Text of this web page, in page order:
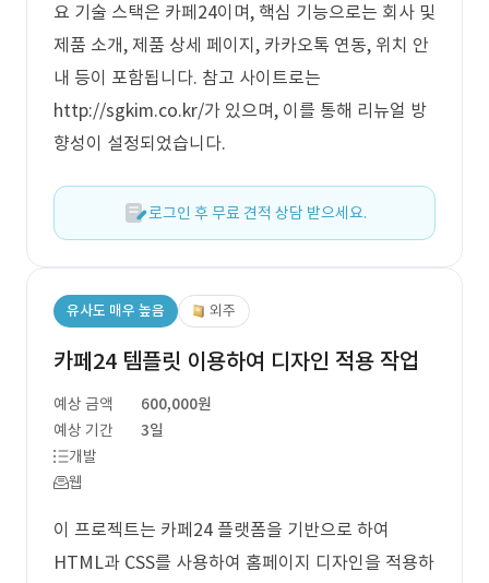
요 기술 스택은 카페24이며, 핵심 기능으로는 회사 및
제품 소개, 제품 상세 페이지, 카카오톡 연동, 위치 안
내 등이 포함됩니다. 참고 사이트로는
http://sgkim.co.kr/가 있으며, 이를 통해 리뉴얼 방
향성이 설정되었습니다.
로그인 후 무료 견적 상담 받으세요.
유사도 매우 높음 외주
카페24 템플릿 이용하여 디자인 적용 작업
예상 금액
600,000원
예상 기간
3일
개발
웹
이 프로젝트는 카페24 플랫폼을 기반으로 하여
HTML과 CSS를 사용하여 홈페이지 디자인을 적용하